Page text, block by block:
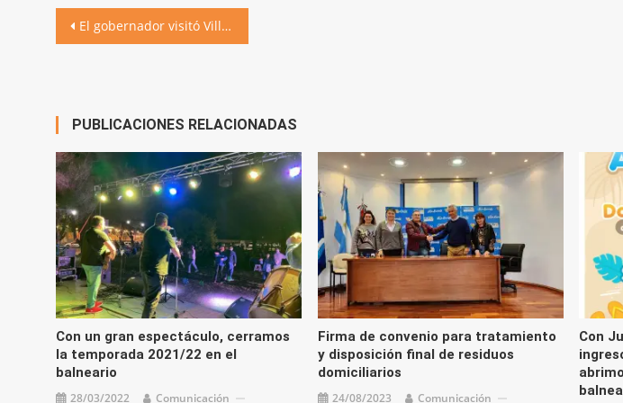
Navegación
El gobernador visitó Villa Ascasubi y habilitó el gas natural en Grupo Ckoos
PUBLICACIONES RELACIONADAS
Con un gran espectáculo, cerramos
la temporada 2021/22 en el
balneario
28/03/2022 Comunicación
Firma de convenio para tratamiento
y disposición final de residuos
domiciliarios
24/08/2023 Comunicación
Con